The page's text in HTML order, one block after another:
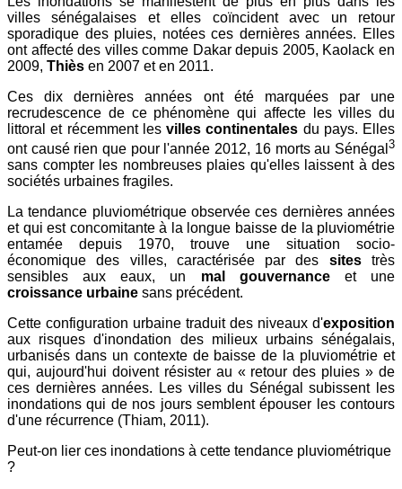
villes sénégalaises et elles coïncident avec un retour
sporadique des pluies, notées ces dernières années. Elles
ont affecté des villes comme Dakar depuis 2005, Kaolack en
2009, Thiès en 2007 et en 2011.
Ces dix dernières années ont été marquées par une
recrudescence de ce phénomène qui affecte les villes du
littoral et récemment les villes continentales du pays. Elles
ont causé rien que pour l'année 2012, 16 morts au Sénégal 3
sans compter les nombreuses plaies qu'elles laissent à des
sociétés urbaines fragiles.
La tendance pluviométrique observée ces dernières années
et qui est concomitante à la longue baisse de la pluviométrie
entamée depuis 1970, trouve une situation socio-
économique des villes, caractérisée par des sitestrès
sensibles aux eaux, un mal gouvernance et une
croissance urbaine sans précédent.
Cette configuration urbaine traduit des niveaux d'exposition
aux risques d'inondation des milieux urbains sénégalais,
urbanisés dans un contexte de baisse de la pluviométrie et
qui, aujourd'hui doivent résister au « retour des pluies » de
ces dernières années. Les villes du Sénégal subissent les
inondations qui de nos jours semblent épouser les contours
d'une récurrence (Thiam, 2011).
Peut-on lier ces inondations à cette tendance pluviométrique
?